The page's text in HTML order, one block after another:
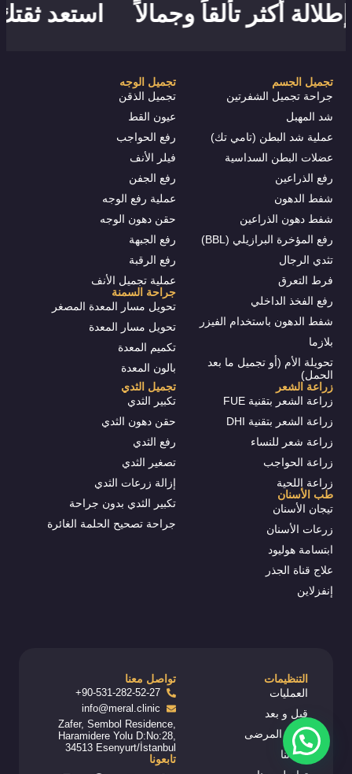
استعد أكثر تألقاً وجمالاً
تجميل الجسم
جراحة تجميل الشفرتين
شد المهبل
عملية شد البطن (تامي تك)
عضلات البطن السداسية
رفع الذراعين
شفط الدهون
شفط دهون الذراعين
رفع المؤخرة البرازيلي (BBL)
تثدي الرجال
فرط التعرق
رفع الفخذ الداخلي
شفط الدهون باستخدام الفيزر
بلازما
تحويلة الأم (أو تجميل ما بعد
الحمل)
تجميل الوجه
تجميل الذقن
عيون القط
رفع الحواجب
فيلر الأنف
رفع الجفن
عملية رفع الوجه
حقن دهون الوجه
رفع الجبهة
رفع الرقبة
عملية تجميل الأنف
جراحة السمنة
تحويل مسار المعدة المصغر
تحويل مسار المعدة
تكميم المعدة
بالون المعدة
زراعة الشعر
زراعة الشعر بتقنية FUE
زراعة الشعر بتقنية DHI
زراعة شعر للنساء
زراعة الحواجب
زراعة اللحية
طب الأسنان
تيجان الأسنان
زرعات الأسنان
ابتسامة هوليود
علاج قناة الجذر
إنفزلاين
تجميل الثدي
تكبير الثدي
حقن دهون الثدي
رفع الثدي
تصغير الثدي
إزالة زرعات الثدي
تكبير الثدي بدون جراحة
جراحة تصحيح الحلمة الغائرة
التنظيمات
العمليات
قبل و بعد
رحلة المرضى
أطبائنا
تواصل معنا
90-531-282-52-27+
info@meral.clinic
Zafer, Sembol Residence,
Haramidere Yolu D:No:28,
34513 Esenyurt/İstanbul
تابعونا